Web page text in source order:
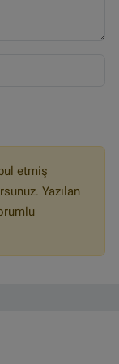
etmiş
Yazılan